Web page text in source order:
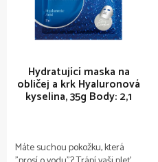
Hydratující maska na
obličej a krk Hyaluronová
kyselina, 35gBody: 2,1
Máte suchou pokožku, která